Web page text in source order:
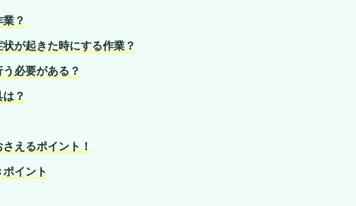
業？
が起きた時にする作業？
必要がある？
は？
えるポイント！
イント